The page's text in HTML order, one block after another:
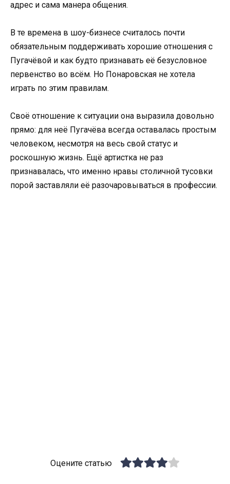
адрес и сама манера общения.
В те времена в шоу-бизнесе считалось почти
обязательным поддерживать хорошие отношения с
Пугачёвой и как будто признавать её безусловное
первенство во всём. Но Понаровская не хотела
играть по этим правилам.
Своё отношение к ситуации она выразила довольно
прямо: для неё Пугачёва всегда оставалась простым
человеком, несмотря на весь свой статус и
роскошную жизнь. Ещё артистка не раз
признавалась, что именно нравы столичной тусовки
порой заставляли её разочаровываться в профессии.
Оцените статью